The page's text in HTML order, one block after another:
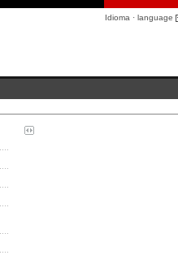
Idioma · language